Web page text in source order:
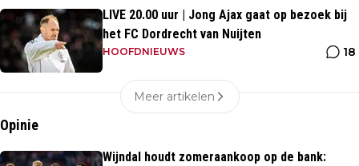
LIVE 20.00 uur | Jong Ajax gaat op bezoek bij
het FC Dordrecht van Nuijten
HOOFDNIEUWS 18
Meer artikelen
Opinie
Wijndal houdt zomeraankoop op de bank: